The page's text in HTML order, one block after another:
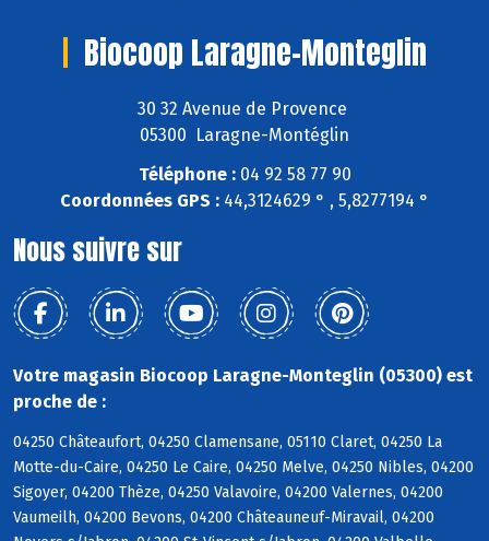
Biocoop Laragne-Monteglin
30 32 Avenue de Provence
05300 Laragne-Montéglin
Téléphone :04 92 58 77 90
Coordonnées GPS : 44,3124629 ° , 5,8277194 °
Nous suivre sur
Votre magasin Biocoop Laragne-Monteglin (05300) est
proche de :
04250 Châteaufort, 04250 Clamensane, 05110 Claret, 04250 La
Motte-du-Caire, 04250 Le Caire, 04250 Melve, 04250 Nibles, 04200
Sigoyer, 04200 Thèze, 04250 Valavoire, 04200 Valernes, 04200
Vaumeilh, 04200 Bevons, 04200 Châteauneuf-Miravail, 04200